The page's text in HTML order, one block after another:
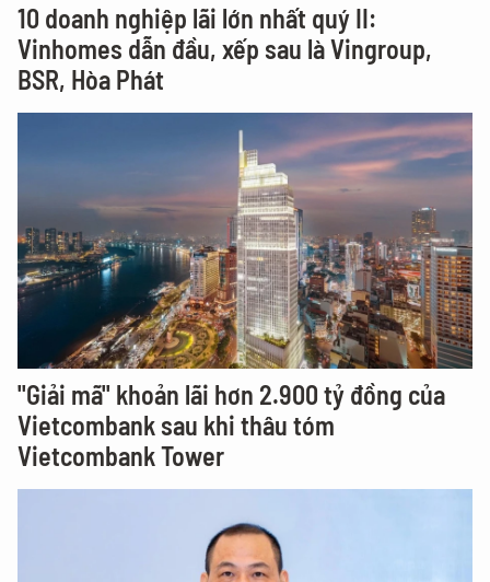
10 doanh nghiệp lãi lớn nhất quý II:
Vinhomes dẫn đầu, xếp sau là Vingroup,
BSR, Hòa Phát
"Giải mã" khoản lãi hơn 2.900 tỷ đồng của
Vietcombank sau khi thâu tóm
Vietcombank Tower